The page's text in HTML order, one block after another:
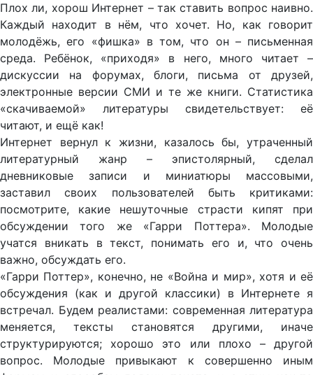
Плох ли, хорош Интернет – так ставить вопрос наивно.
Каждый находит в нём, что хочет. Но, как говорит
молодёжь, его «фишка» в том, что он – письменная
среда. Ребёнок, «приходя» в него, много читает –
дискуссии на форумах, блоги, письма от друзей,
электронные версии СМИ и те же книги. Статистика
«скачиваемой» литературы свидетельствует: её
читают, и ещё как!
Интернет вернул к жизни, казалось бы, утраченный
литературный жанр – эпистолярный, сделал
дневниковые записи и миниатюры массовыми,
заставил своих пользователей быть критиками:
посмотрите, какие нешуточные страсти кипят при
обсуждении того же «Гарри Поттера». Молодые
учатся вникать в текст, понимать его и, что очень
важно, обсуждать его.
«Гарри Поттер», конечно, не «Война и мир», хотя и её
обсуждения (как и другой классики) в Интернете я
встречал. Будем реалистами: современная литература
меняется, тексты становятся другими, иначе
структурируются; хорошо это или плохо – другой
вопрос. Молодые привыкают к совершенно иным